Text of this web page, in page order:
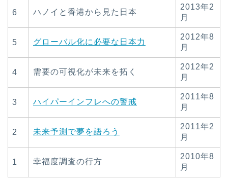
6 ハノイと香港から見た日本
2013年2
月
5 グローバル化に必要な日本力
2012年8
月
4 需要の可視化が未来を拓く
2012年2
月
3 ハイパーインフレへの警戒
2011年8
月
2 未来予測で夢を語ろう
2011年2
月
1 幸福度調査の行方
2010年8
月